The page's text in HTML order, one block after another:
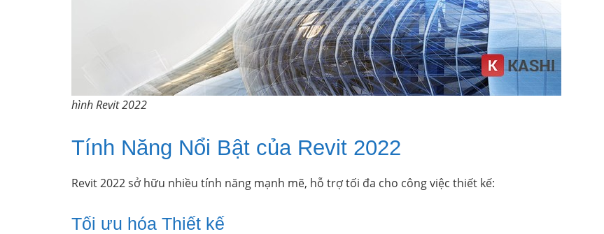
hình Revit 2022
Tính Năng Nổi Bật của Revit 2022
Revit 2022 sở hữu nhiều tính năng mạnh mẽ, hỗ trợ tối đa cho công việc thiết kế:
Tối ưu hóa Thiết kế